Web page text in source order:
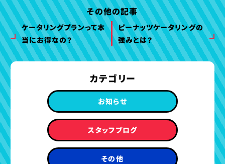
カテゴリー
お知らせ
スタッフブログ
その他
その他の記事
ケータリングプランって本
当にお得なの？
ピーナッツケータリングの
強みとは？